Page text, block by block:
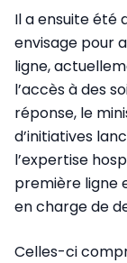
Il a ensuite été
envisage pour
ligne,
l’accès à des
réponse, le
d’initiatives
l’expertise
première ligne
en charge de
Celles-ci